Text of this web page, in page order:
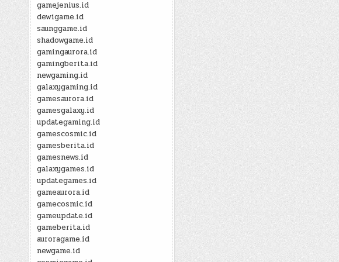
gamejenius.id
dewigame.id
saunggame.id
shadowgame.id
gamingaurora.id
gamingberita.id
newgaming.id
galaxygaming.id
gamesaurora.id
gamesgalaxy.id
updategaming.id
gamescosmic.id
gamesberita.id
gamesnews.id
galaxygames.id
updategames.id
gameaurora.id
gamecosmic.id
gameupdate.id
gameberita.id
auroragame.id
newgame.id